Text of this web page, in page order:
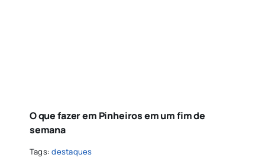
O que fazer em Pinheiros em um fim de
semana
Tags:destaques